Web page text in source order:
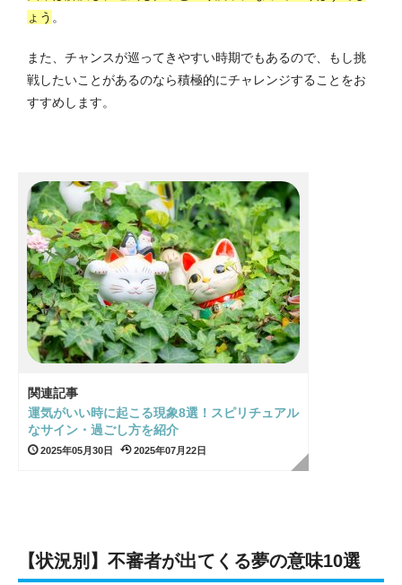
ょう 。
また、チャンスが巡ってきやすい時期でもあるので、もし挑
戦したいことがあるのなら積極的にチャレンジすることをお
すすめします。
関連記事
運気がいい時に起こる現象8選！スピリチュアル
なサイン・過ごし方を紹介
2025年05月30日 2025年07月22日
【状況別】不審者が出てくる夢の意味10選